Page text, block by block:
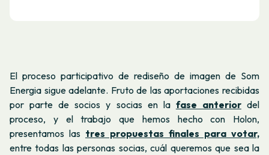
El proceso participativo de rediseño de imagen de Som
Energia sigue adelante. Fruto de las aportaciones recibidas
por parte de socios y socias en la fase anteriordel
proceso, y el trabajo que hemos hecho con Holon,
presentamos las tres propuestas finales para votar,
entre todas las personas socias, cuál queremos que sea la